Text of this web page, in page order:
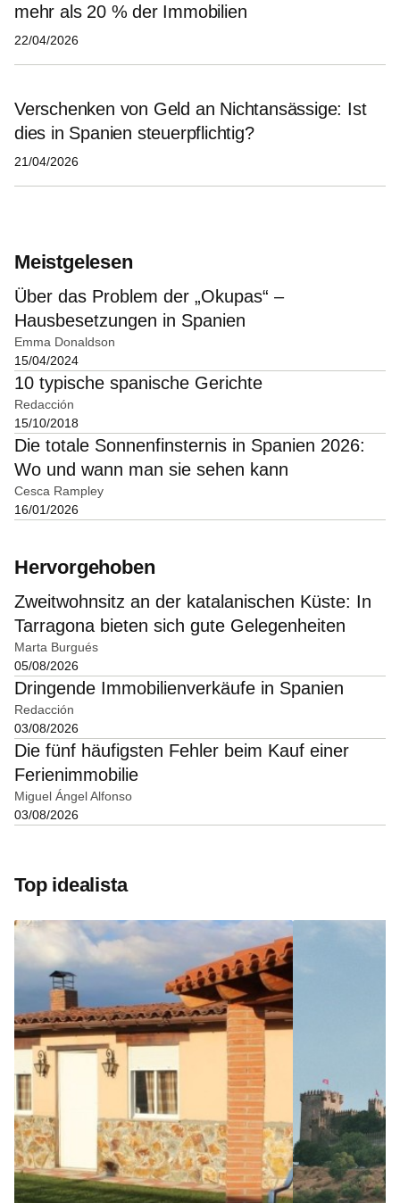
mehr als 20 % der Immobilien
22/04/2026
Verschenken von Geld an Nichtansässige: Ist
dies in Spanien steuerpflichtig?
21/04/2026
Meistgelesen
Über das Problem der „Okupas“ –
Hausbesetzungen in Spanien
Emma Donaldson
15/04/2024
10 typische spanische Gerichte
Redacción
15/10/2018
Die totale Sonnenfinsternis in Spanien 2026:
Wo und wann man sie sehen kann
Cesca Rampley
16/01/2026
Hervorgehoben
Zweitwohnsitz an der katalanischen Küste: In
Tarragona bieten sich gute Gelegenheiten
Marta Burgués
05/08/2026
Dringende Immobilienverkäufe in Spanien
Redacción
03/08/2026
Die fünf häufigsten Fehler beim Kauf einer
Ferienimmobilie
Miguel Ángel Alfonso
03/08/2026
Top idealista